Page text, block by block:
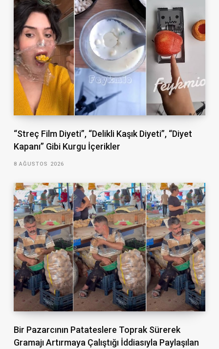
“Streç Film Diyeti”, “Delikli Kaşık Diyeti”, “Diyet
Kapanı” Gibi Kurgu İçerikler
8 AĞUSTOS 2026
Bir Pazarcının Patateslere Toprak Sürerek
Gramajı Artırmaya Çalıştığı İddiasıyla Paylaşılan